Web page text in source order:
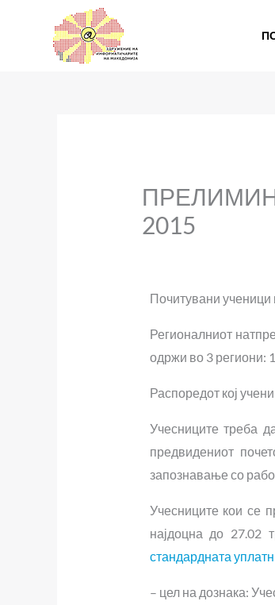
2015
Почитувани ученици
Регионалниот
одржи во 3 региони:
Распоредот кој
Учесниците треба
предвидениот
запознавање со
Учесниците кои се
најдоцна до 27.02
стандардната
– цел на дознака: